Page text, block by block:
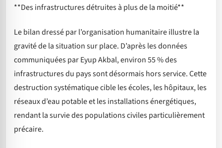
**Des infrastructures détruites à plus de la moitié**
Le bilan dressé par l’organisation humanitaire illustre la
gravité de la situation sur place. D’après les données
communiquées par Eyup Akbal, environ 55 % des
infrastructures du pays sont désormais hors service. Cette
destruction systématique cible les écoles, les hôpitaux, les
réseaux d’eau potable et les installations énergétiques,
rendant la survie des populations civiles particulièrement
précaire.